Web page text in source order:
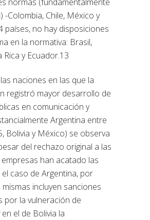
-Colombia, Chile, México y
países, no hay disposiciones
en la normativa: Brasil,
Rica y Ecuador.13
naciones en las que la
registró mayor desarrollo de
en comunicación y
Argentina entre
Bolivia y México) se observa
del rechazo original a las
empresas han acatado las
caso de Argentina, por
mismas incluyen sanciones
por la vulneración de
el de Bolivia la